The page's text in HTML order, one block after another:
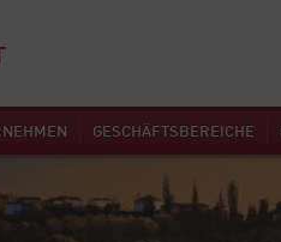
GESCHÄFTSBEREICHE